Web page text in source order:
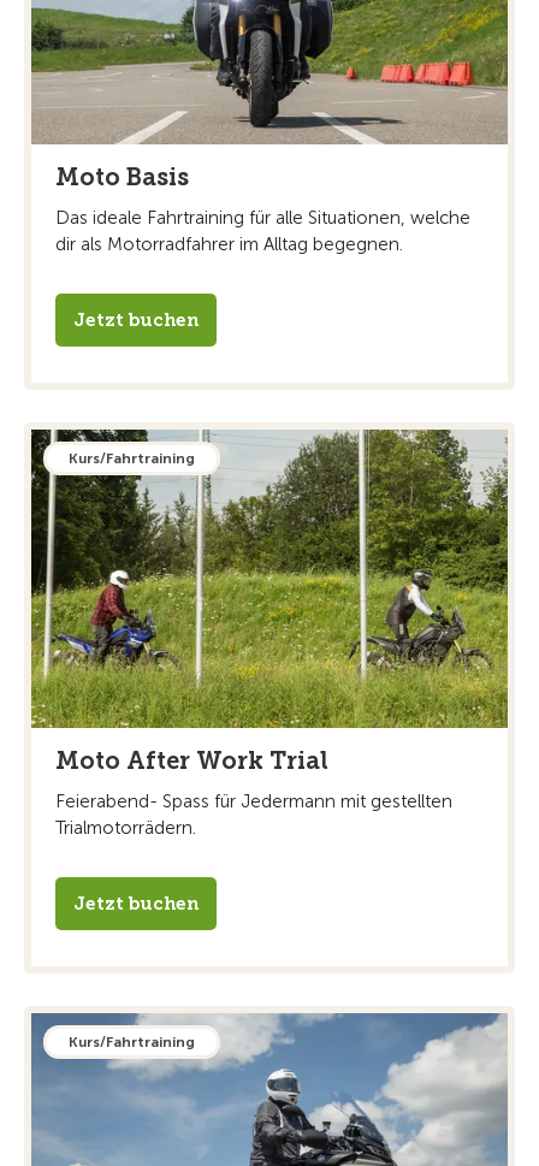
Moto Basis
Das ideale Fahrtraining für alle Situationen, welche
dir als Motorradfahrer im Alltag begegnen.
Jetzt buchen
Kurs/Fahrtraining
Moto After Work Trial
Feierabend- Spass für Jedermann mit gestellten
Trialmotorrädern.
Jetzt buchen
Kurs/Fahrtraining